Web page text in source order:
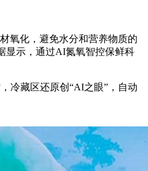
氧化，避免水分和营养物质的
显示，通过AI氮氧智控保鲜科
冷藏区还原创“AI之眼”，自动